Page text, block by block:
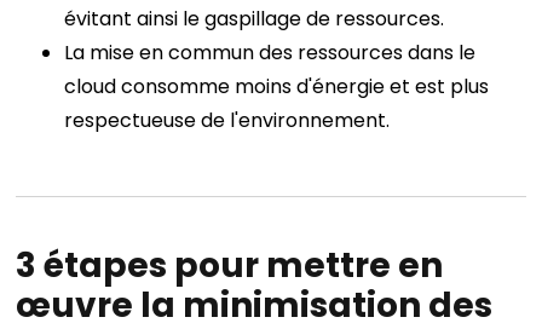
évitant ainsi le gaspillage de ressources.
La mise en commun des ressources dans le
cloud consomme moins d'énergie et est plus
respectueuse de l'environnement.
3 étapes pour mettre en
œuvre la minimisation des